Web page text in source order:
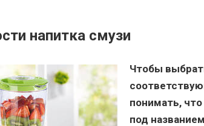
напитка смузи
Чтобы
понимать,
под